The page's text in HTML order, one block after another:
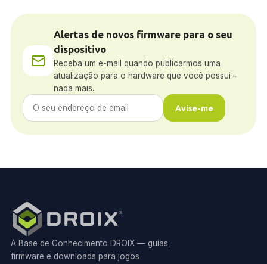
Alertas de novos firmware para o seu
dispositivo
Receba um e-mail quando publicarmos uma
atualização para o hardware que você possui –
nada mais.
Avise-me
A Base de Conhecimento DROIX — guias,
firmware e downloads para jogos